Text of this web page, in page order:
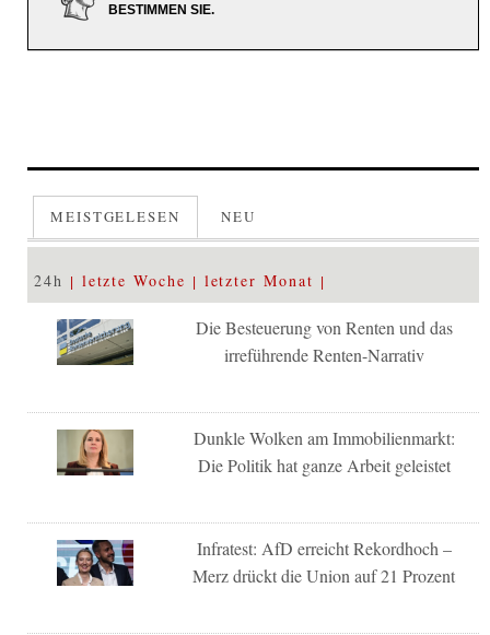
BESTIMMEN SIE.
MEISTGELESEN NEU
24h letzte Woche letzter Monat
Die Besteuerung von Renten und das
irreführende Renten-Narrativ
Dunkle Wolken am Immobilienmarkt:
Die Politik hat ganze Arbeit geleistet
Infratest: AfD erreicht Rekordhoch –
Merz drückt die Union auf 21 Prozent